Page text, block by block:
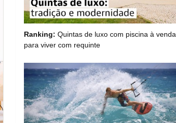
Ranking: Quintas de luxo com piscina à venda
para viver com requinte